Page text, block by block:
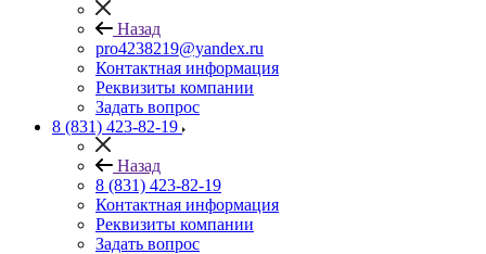
Назад
pro4238219@yandex.ru
Контактная информация
Реквизиты компании
Задать вопрос
8 (831) 423-82-19
Назад
8 (831) 423-82-19
Контактная информация
Реквизиты компании
Задать вопрос